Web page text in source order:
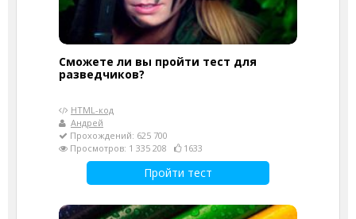
Сможете ли вы пройти тест для
разведчиков?
HTML-код
Андрей
Прохождений: 625 700
Просмотров: 1 335 208
1633
Пройти тест